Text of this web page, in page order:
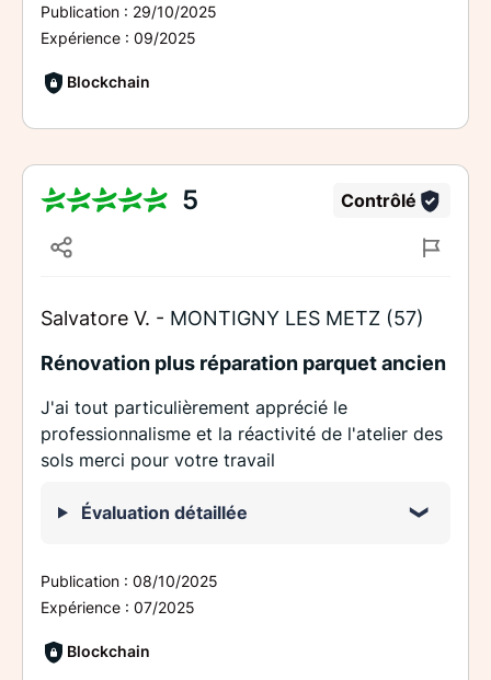
Publication : 29/10/2025
Expérience : 09/2025
Blockchain
5 Contrôlé
Salvatore V. - MONTIGNY LES METZ (57)
Rénovation plus réparation parquet ancien
J'ai tout particulièrement apprécié le
professionnalisme et la réactivité de l'atelier des
sols merci pour votre travail
Évaluation détaillée
Publication : 08/10/2025
Expérience : 07/2025
Blockchain